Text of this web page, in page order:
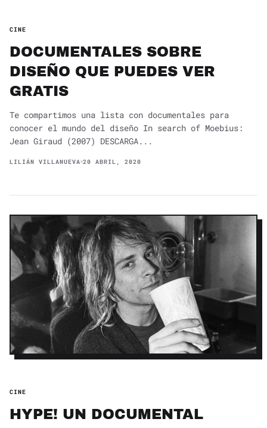
CINE
DOCUMENTALES SOBRE
DISEÑO QUE PUEDES VER
GRATIS
Te compartimos una lista con documentales para
conocer el mundo del diseño In search of Moebius:
Jean Giraud (2007) DESCARGA...
LILIÁN VILLANUEVA 20 ABRIL, 2020
CINE
HYPE! UN DOCUMENTAL